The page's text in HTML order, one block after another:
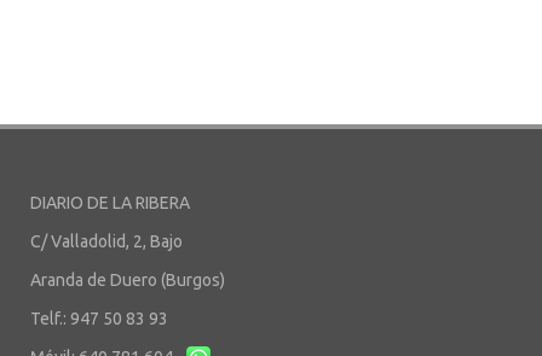
DIARIO DE LA RIBERA
C/ Valladolid, 2, Bajo
Aranda de Duero (Burgos)
Telf.: 947 50 83 93